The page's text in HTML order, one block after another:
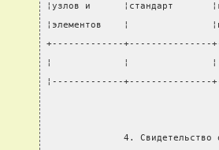
¦узлов и      ¦стандарт
¦элементов    ¦
+-------------+---------------
¦             ¦
¦-------------+---------------
4. Свидетельство